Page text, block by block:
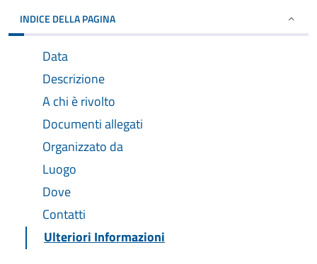
INDICE DELLA PAGINA
Data
Descrizione
A chi è rivolto
Documenti allegati
Organizzato da
Luogo
Dove
Contatti
Ulteriori Informazioni